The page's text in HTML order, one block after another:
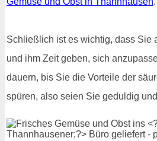
Schließlich ist es wichtig, dass Sie
und ihm Zeit geben, sich
dauern, bis Sie die Vorteile der
spüren, also seien Sie geduldig